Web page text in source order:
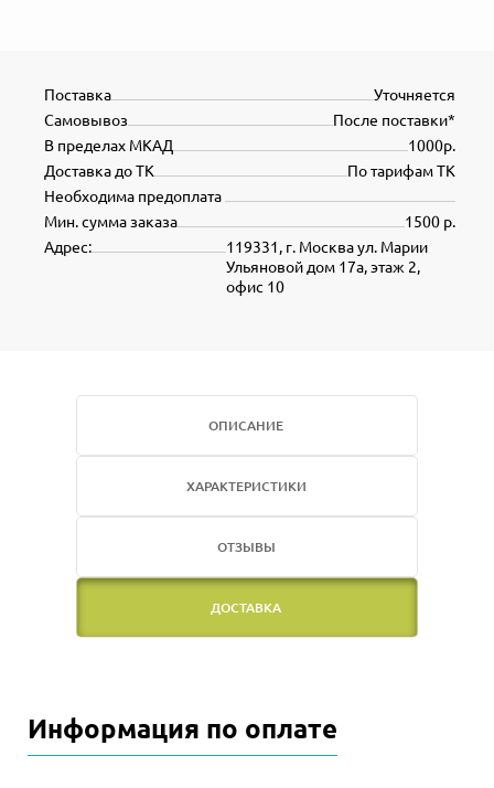
Уточняется
Поставка
После поставки*
Самовывоз
1000р.
В пределах МКАД
По тарифам ТК
Доставка до ТК
Необходима предоплата
1500 р.
Мин. сумма заказа
119331, г. Москва ул. Марии
Ульяновой дом 17а, этаж 2,
офис 10
Адрес:
ОПИСАНИЕ
ХАРАКТЕРИСТИКИ
ОТЗЫВЫ
ДОСТАВКА
Информация по оплате